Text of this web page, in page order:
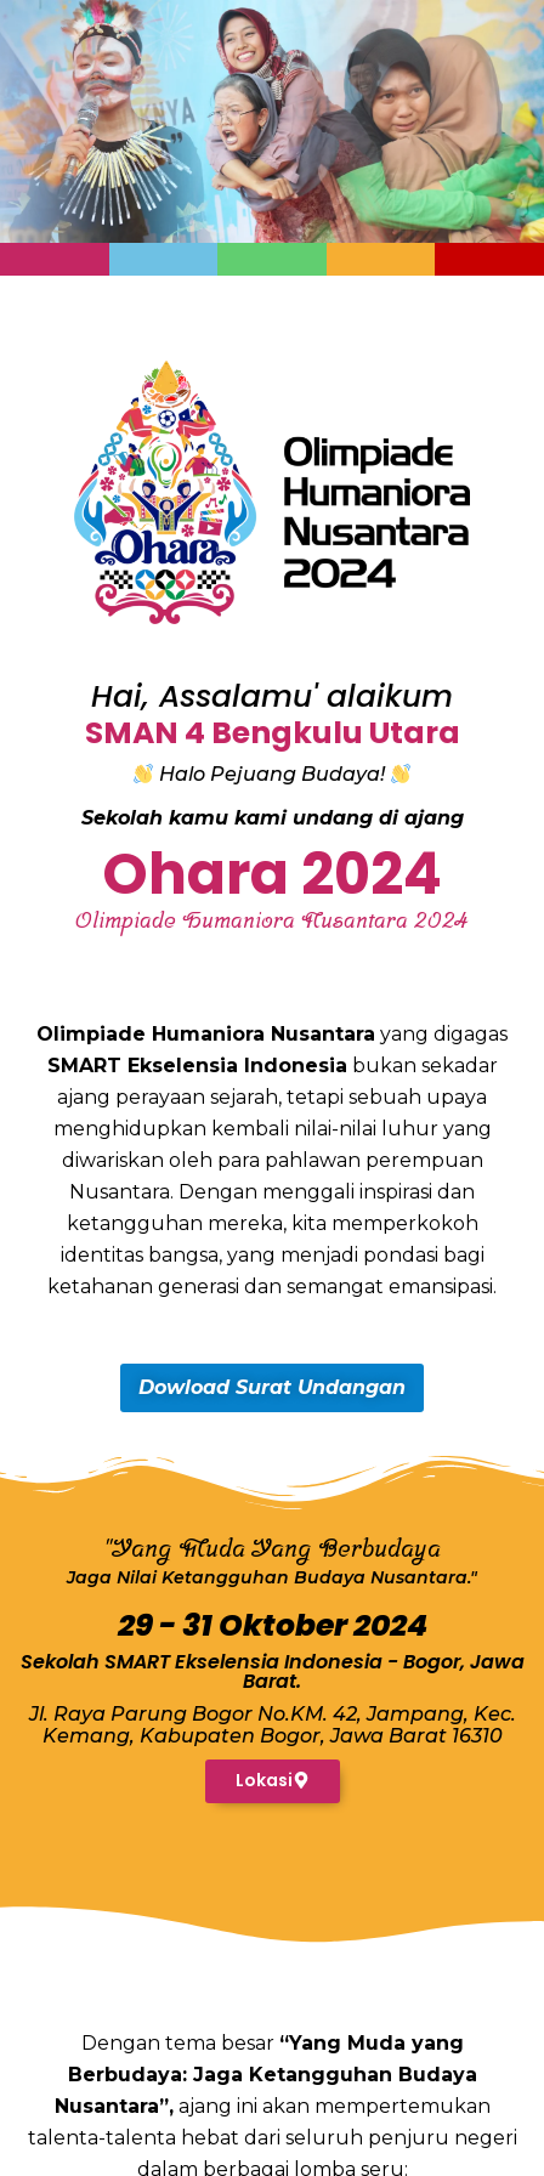
Hai, Assalamu' alaikum
SMAN 4 Bengkulu Utara
Halo Pejuang Budaya!
Sekolah kamu kami undang di ajang
Ohara 2024
Olimpiade Humaniora Nusantara 2024
Olimpiade Humaniora Nusantara yang digagas
SMART Ekselensia Indonesia bukan sekadar
ajang perayaan sejarah, tetapi sebuah upaya
menghidupkan kembali nilai-nilai luhur yang
diwariskan oleh para pahlawan perempuan
Nusantara. Dengan menggali inspirasi dan
ketangguhan mereka, kita memperkokoh
identitas bangsa, yang menjadi pondasi bagi
ketahanan generasi dan semangat emansipasi.
Dowload Surat Undangan
"Yang Muda Yang Berbudaya
Jaga Nilai Ketangguhan Budaya Nusantara."
29 - 31 Oktober 2024
Sekolah SMART Ekselensia Indonesia - Bogor, Jawa
Barat.
Jl. Raya Parung Bogor No.KM. 42, Jampang, Kec.
Kemang, Kabupaten Bogor, Jawa Barat 16310
Lokasi
Dengan tema besar “Yang Muda yang
Berbudaya: Jaga Ketangguhan Budaya
Nusantara”,ajang ini akan mempertemukan
talenta-talenta hebat dari seluruh penjuru negeri
dalam berbagai lomba seru: